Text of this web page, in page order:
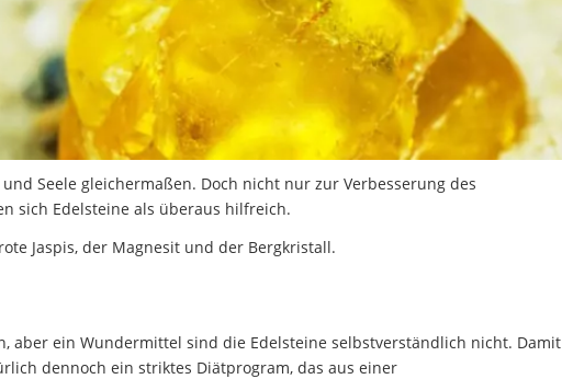
Seele gleichermaßen. Doch nicht nur zur Verbesserung des
sich Edelsteine als überaus hilfreich.
Jaspis, der Magnesit und der Bergkristall.
aber ein Wundermittel sind die Edelsteine selbstverständlich nicht. Damit
dennoch ein striktes Diätprogram, das aus einer